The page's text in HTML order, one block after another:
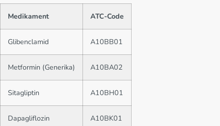
Medikament ATC-Code
Glibenclamid A10BB01
Metformin (Generika) A10BA02
Sitagliptin A10BH01
Dapagliflozin A10BK01